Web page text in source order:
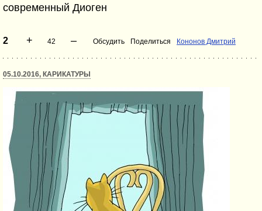
современный Диоген
2 + 42 – Обсудить Поделиться Кононов Дмитрий
05.10.2016, КАРИКАТУРЫ